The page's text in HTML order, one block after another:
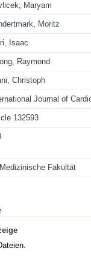
Maryam
Moritz
Isaac
Raymond
Christoph
Journal of
132593
Fakultät